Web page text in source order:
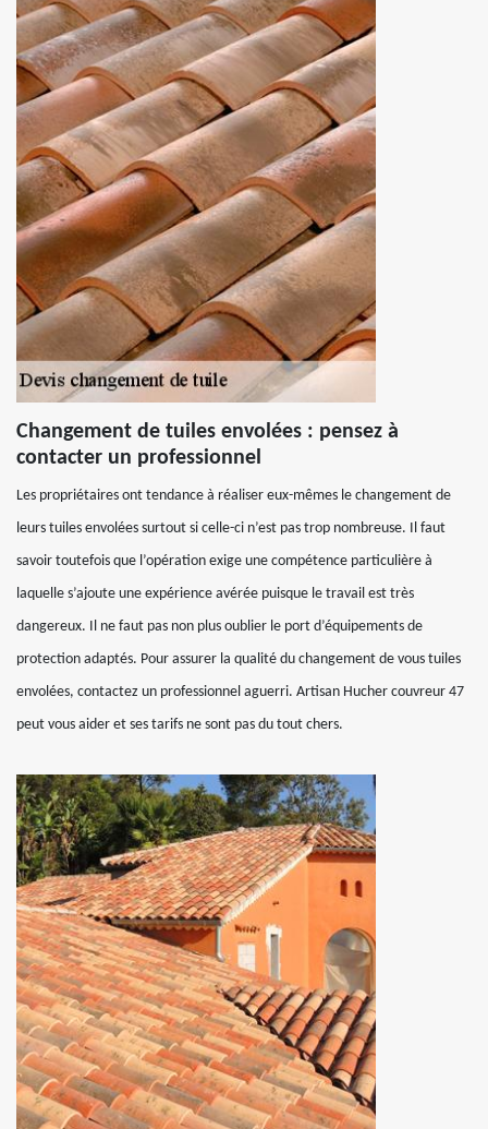
Changement de tuiles envolées : pensez à
contacter un professionnel
Les propriétaires ont tendance à réaliser eux-mêmes le changement de
leurs tuiles envolées surtout si celle-ci n’est pas trop nombreuse. Il faut
savoir toutefois que l’opération exige une compétence particulière à
laquelle s’ajoute une expérience avérée puisque le travail est très
dangereux. Il ne faut pas non plus oublier le port d’équipements de
protection adaptés. Pour assurer la qualité du changement de vous tuiles
envolées, contactez un professionnel aguerri. Artisan Hucher couvreur 47
peut vous aider et ses tarifs ne sont pas du tout chers.